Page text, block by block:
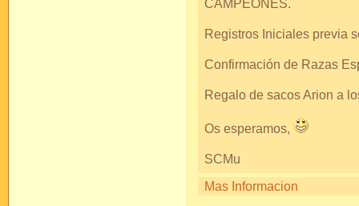
CAMPEONES.
Registros Iniciales previa
Confirmación de Razas
Regalo de sacos Arion a
Os esperamos,
SCMu
Mas Informacion